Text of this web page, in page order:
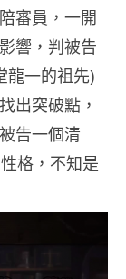
審員，一開
響，判被告
龍一的祖先)
出突破點，
告一個清
格，不知是